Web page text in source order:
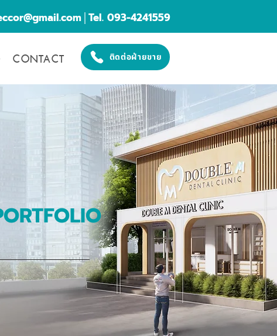
│Tel. 093-4241559
CONTACT ติดต่อฝ่ายขาย